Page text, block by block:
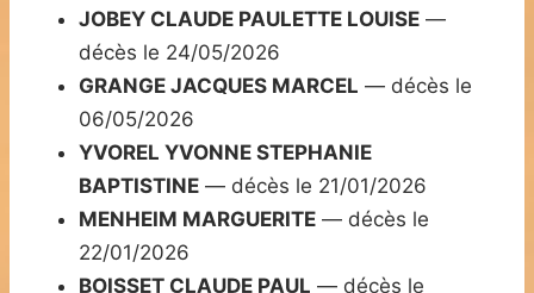
JOBEY CLAUDE PAULETTE LOUISE —
décès le 24/05/2026
GRANGE JACQUES MARCEL — décès le
06/05/2026
YVOREL YVONNE STEPHANIE
BAPTISTINE — décès le 21/01/2026
MENHEIM MARGUERITE — décès le
22/01/2026
BOISSET CLAUDE PAUL — décès le